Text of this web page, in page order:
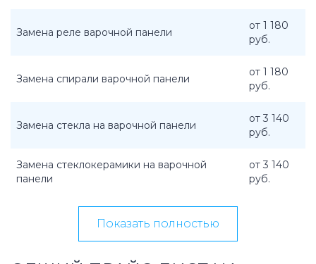
Замена реле варочной панели
от 1 180
руб.
Замена спирали варочной панели
от 1 180
руб.
Замена стекла на варочной панели
от 3 140
руб.
Замена стеклокерамики на варочной
панели
от 3 140
руб.
Показать полностью